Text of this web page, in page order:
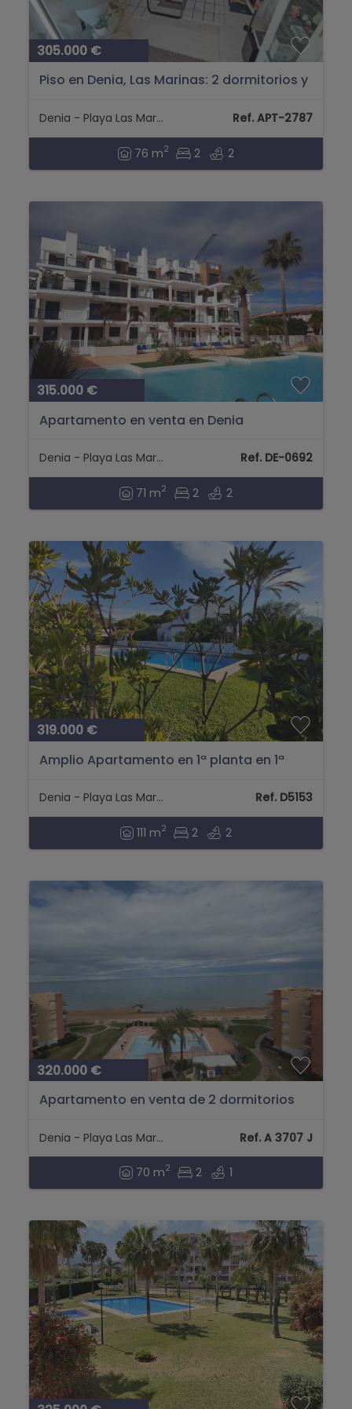
305.000 €
Piso en Denia, Las Marinas: 2 dormitorios y
Denia - Playa Las Marinas Ref. APT-2787
76 m2 2 2
315.000 €
Apartamento en venta en Denia
Denia - Playa Las Marinas Ref. DE-0692
71 m2 2 2
319.000 €
Amplio Apartamento en 1ª planta en 1ª
Denia - Playa Las Marinas Ref. D5153
111 m2 2 2
320.000 €
Apartamento en venta de 2 dormitorios
Denia - Playa Las Marinas Ref. A 3707 J
70 m2 2 1